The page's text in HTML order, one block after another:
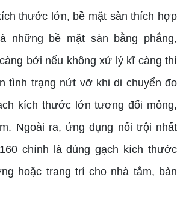
thước lớn, bề mặt sàn thích hợp
những bề mặt sàn bằng phẳng,
bởi nếu không xử lý kĩ càng thì
tình trạng nứt vỡ khi di chuyển đo
kích thước lớn tương đối mỏng,
Ngoài ra, ứng dụng nổi trội nhất
chính là dùng gạch kích thước
hoặc trang trí cho nhà tắm, bàn